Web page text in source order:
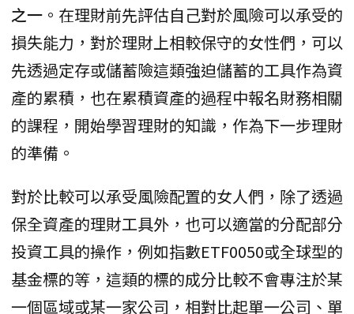
之一 。在理財前先評估自己對於風險可以承受的
損失能力，對於理財上相較保守的女性們，可以
先透過定存或儲蓄險這類強迫儲蓄的工具作為資
產的累積，也在累積資產的過程中報名財務相關
的課程，開始學習理財的知識，作為下一步理財
的準備。
對於比較可以承受風險配置的女人們，除了透過
保全資產的理財工具外，也可以適當的分配部分
投資工具的操作，例如指數ETF0050或全球型的
基金標的等，這類的標的成分比較不會專注於某
一個區域或某一家公司，相對比起單一公司、單